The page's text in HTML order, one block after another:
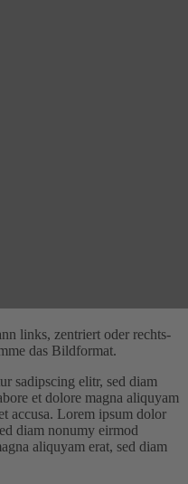
links, zentriert oder rechts-
das Bildformat.
sadipscing elitr, sed diam
et dolore magna aliquyam
accusa. Lorem ipsum dolor
diam nonumy eirmod
aliquyam erat, sed diam